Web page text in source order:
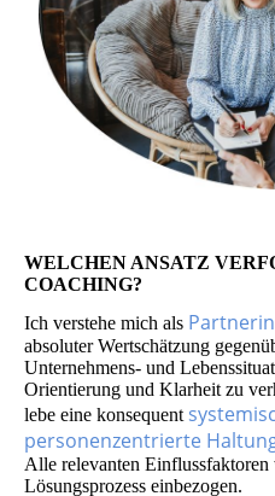
WELCHEN ANSATZ
COACHING?
Ich verstehe mich als
absoluter Wert­schätzung
Unternehmens- und
Orientierung und Klarheit zu
lebe eine konsequent
personenzentrierte
Alle relevanten Einflussfaktoren
Lösungsprozess einbezogen.